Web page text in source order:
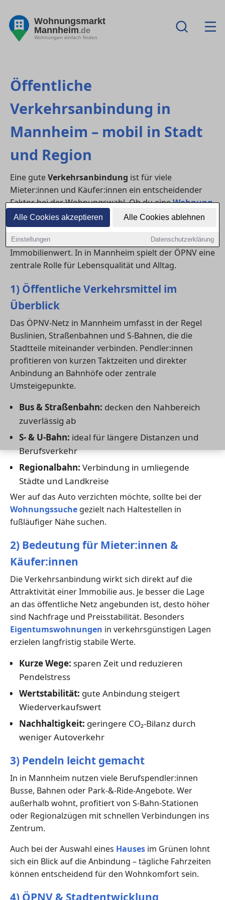
Alle Cookies akzeptieren Alle Cookies ablehnen
Einstellungen Datenschutzerklärung
Wohnungsmarkt
Mannheim.de
Wohnungen einfach finden
Öffentliche
Verkehrsanbindung in
Mannheim – mobil in Stadt
und Region
Eine guteVerkehrsanbindung ist für viele
Mieter:innen und Käufer:innen ein entscheidender
Faktor bei der Wohnungswahl. Ob du eineWohnung
mietenoder einHaus kaufenmöchtest – der
Anschluss an Bus, Bahn und Nahverkehr beeinflusst
nicht nur den Komfort, sondern auch den
Immobilienwert. In in Mannheim spielt der ÖPNV eine
zentrale Rolle für Lebensqualität und Alltag.
1) Öffentliche Verkehrsmittel im
Überblick
Das ÖPNV-Netz in Mannheim umfasst in der Regel
Buslinien, Straßenbahnen und S-Bahnen, die die
Stadtteile miteinander verbinden. Pendler:innen
profitieren von kurzen Taktzeiten und direkter
Anbindung an Bahnhöfe oder zentrale
Umsteigepunkte.
Bus & Straßenbahn: decken den Nahbereich
zuverlässig ab
S- & U-Bahn: ideal für längere Distanzen und
Berufsverkehr
Regionalbahn: Verbindung in umliegende
Städte und Landkreise
Wer auf das Auto verzichten möchte, sollte bei der
Wohnungssuche gezielt nach Haltestellen in
fußläufiger Nähe suchen.
2) Bedeutung für Mieter:innen &
Käufer:innen
Die Verkehrsanbindung wirkt sich direkt auf die
Attraktivität einer Immobilie aus. Je besser die Lage
an das öffentliche Netz angebunden ist, desto höher
sind Nachfrage und Preisstabilität. Besonders
Eigentumswohnungen in verkehrsgünstigen Lagen
erzielen langfristig stabile Werte.
Kurze Wege: sparen Zeit und reduzieren
Pendelstress
Wertstabilität: gute Anbindung steigert
Wiederverkaufswert
Nachhaltigkeit: geringere CO₂-Bilanz durch
weniger Autoverkehr
3) Pendeln leicht gemacht
In in Mannheim nutzen viele Berufspendler:innen
Busse, Bahnen oder Park-&-Ride-Angebote. Wer
außerhalb wohnt, profitiert von S-Bahn-Stationen
oder Regionalzügen mit schnellen Verbindungen ins
Zentrum.
Auch bei der Auswahl eines Hauses im Grünen lohnt
sich ein Blick auf die Anbindung – tägliche Fahrzeiten
können entscheidend für den Wohnkomfort sein.
4) ÖPNV & Stadtentwicklung